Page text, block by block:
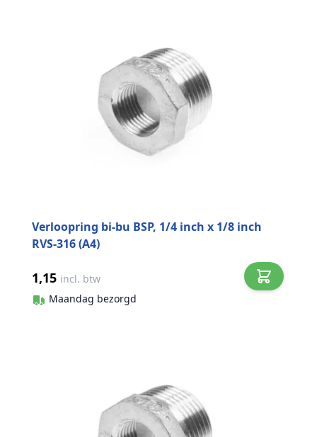
Verloopring bi-bu BSP, 1/4 inch x 1/8 inch
RVS-316 (A4)
1,15 incl. btw
Maandag bezorgd